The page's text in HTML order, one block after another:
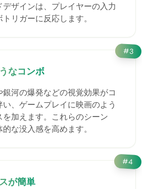
デザインは、プレイヤーの入力
リガーに反応します。
#3
なコンボ
銀河の爆発などの視覚効果がコ
い、ゲームプレイに映画のよう
を加えます。これらのシーン
な没入感を高めます。
#4
が簡単